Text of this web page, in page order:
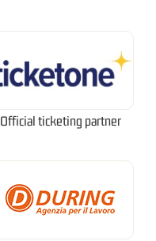
Official ticketing partner